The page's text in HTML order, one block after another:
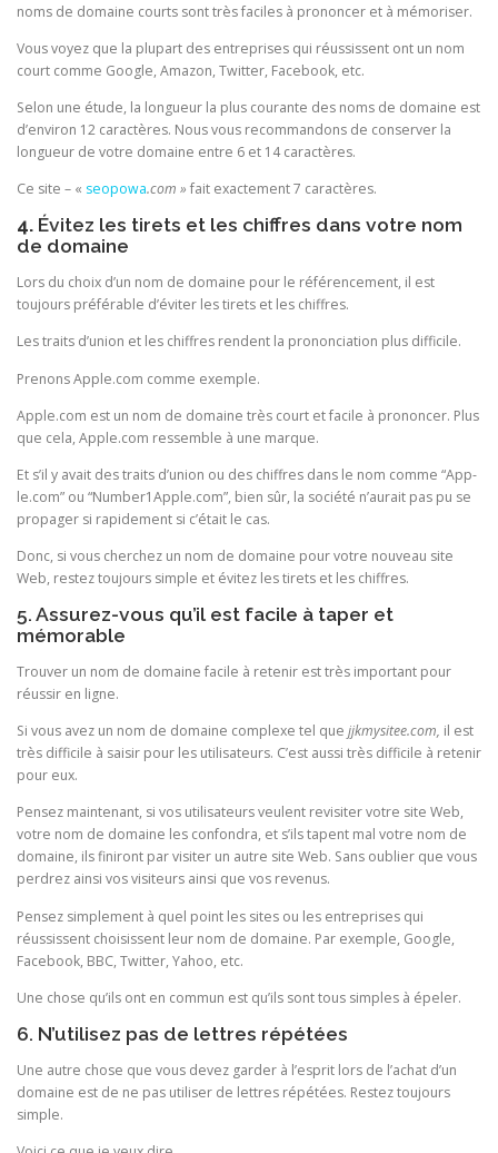
noms de domaine courts sont très faciles à prononcer et à mémoriser.
Vous voyez que la plupart des entreprises qui réussissent ont un nom
court comme Google, Amazon, Twitter, Facebook, etc.
Selon une étude, la longueur la plus courante des noms de domaine est
d’environ 12 caractères. Nous vous recommandons de conserver la
longueur de votre domaine entre 6 et 14 caractères.
Ce site – « seopowa.com » fait exactement 7 caractères.
4. Évitez les tirets et les chiffres dans votre nom
de domaine
Lors du choix d’un nom de domaine pour le référencement, il est
toujours préférable d’éviter les tirets et les chiffres.
Les traits d’union et les chiffres rendent la prononciation plus difficile.
Prenons Apple.com comme exemple.
Apple.com est un nom de domaine très court et facile à prononcer. Plus
que cela, Apple.com ressemble à une marque.
Et s’il y avait des traits d’union ou des chiffres dans le nom comme “App-
le.com” ou “Number1Apple.com”, bien sûr, la société n’aurait pas pu se
propager si rapidement si c’était le cas.
Donc, si vous cherchez un nom de domaine pour votre nouveau site
Web, restez toujours simple et évitez les tirets et les chiffres.
5. Assurez-vous qu’il est facile à taper et
mémorable
Trouver un nom de domaine facile à retenir est très important pour
réussir en ligne.
Si vous avez un nom de domaine complexe tel que jjkmysitee.com, il est
très difficile à saisir pour les utilisateurs. C’est aussi très difficile à retenir
pour eux.
Pensez maintenant, si vos utilisateurs veulent revisiter votre site Web,
votre nom de domaine les confondra, et s’ils tapent mal votre nom de
domaine, ils finiront par visiter un autre site Web. Sans oublier que vous
perdrez ainsi vos visiteurs ainsi que vos revenus.
Pensez simplement à quel point les sites ou les entreprises qui
réussissent choisissent leur nom de domaine. Par exemple, Google,
Facebook, BBC, Twitter, Yahoo, etc.
Une chose qu’ils ont en commun est qu’ils sont tous simples à épeler.
6. N’utilisez pas de lettres répétées
Une autre chose que vous devez garder à l’esprit lors de l’achat d’un
domaine est de ne pas utiliser de lettres répétées. Restez toujours
simple.